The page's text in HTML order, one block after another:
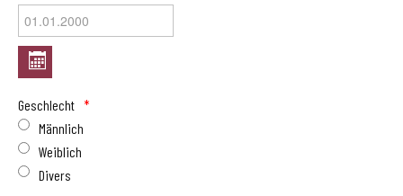
Geschlecht
Männlich
Weiblich
Divers